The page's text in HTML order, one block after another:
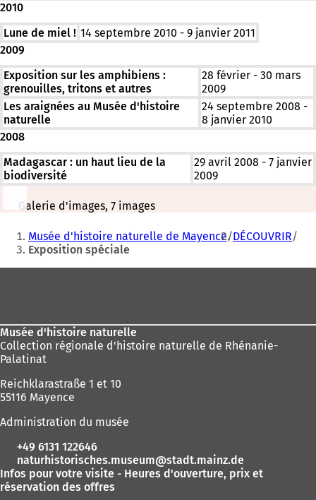
2010
Lune de miel ! 14 septembre 2010 - 9 janvier 2011
2009
Exposition sur les amphibiens :
grenouilles, tritons et autres
28 février - 30 mars
2009
Les araignées au Musée d'histoire
naturelle
24 septembre 2008 -
8 janvier 2010
2008
Madagascar : un haut lieu de la
biodiversité
29 avril 2008 - 7 janvier
2009
Galerie d'images, 7 images
Vous
êtes
ici
Musée d'histoire naturelle de Mayence DÉCOUVRIR
Exposition spéciale
Musée d'histoire naturelle
Collection régionale d'histoire naturelle de Rhénanie-
Palatinat
Reichklarastraße 1 et 10
55116 Mayence
Administration du musée
+49 6131 122646
naturhistorisches.museum
stadt.mainz de
Infos pour votre visite - Heures d'ouverture, prix et
réservation des offres